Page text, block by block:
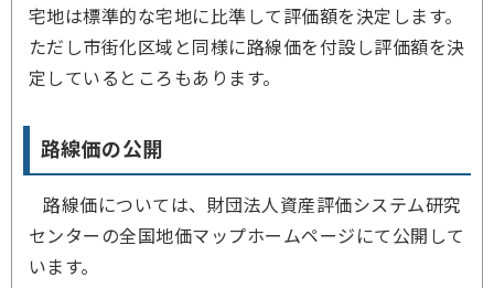
宅地は標準的な宅地に比準して評価額を決定します。
ただし市街化区域と同様に路線価を付設し評価額を決
定しているところもあります。
路線価の公開
路線価については、財団法人資産評価システム研究
センターの全国地価マップホームページにて公開して
います。